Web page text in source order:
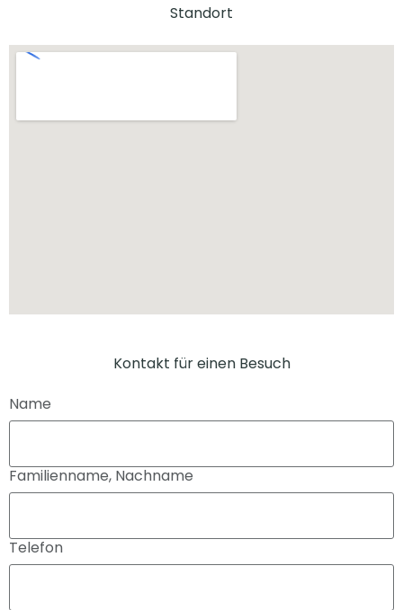
Standort
Kontakt für einen Besuch
Name
Familienname, Nachname
Telefon